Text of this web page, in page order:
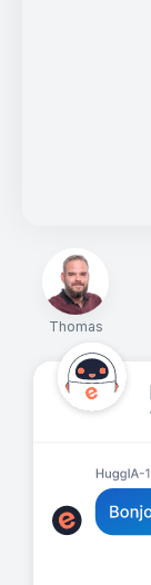
Thomas